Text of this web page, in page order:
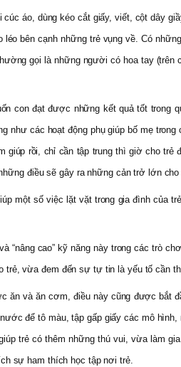
áo, dùng kéo cắt giấy, viết, cột dây
bên cạnh những trẻ vụng về. Có
gọi là những người có hoa tay
con đạt được những kết quả tốt trong
các hoạt động phụ giúp bố mẹ
rồi, chỉ cần tập trung thì giờ cho
điều sẽ gây ra những cản trở lớn cho
một số việc lặt vặt trong gia đình của
cao” kỹ năng này trong các trò
vừa đem đến sự tự tin là yếu tố cần
ăn và ăn cơm, điều này cũng được
để tô màu, tập gấp giấy các mô
trẻ có thêm những thú vui, vừa làm
sự ham thích học tập nơi trẻ.